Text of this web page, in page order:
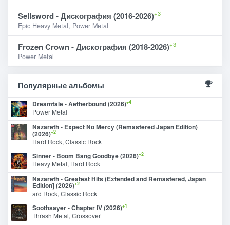
Sellsword - Дискография (2016-2026)+3
Epic Heavy Metal, Power Metal
Frozen Crown - Дискография (2018-2026)+3
Power Metal
Популярные альбомы
Dreamtale - Aetherbound (2026)+4
Power Metal
Nazareth - Expect No Mercy (Remastered Japan Edition)
(2026)+2
Hard Rock, Classic Rock
Sinner - Boom Bang Goodbye (2026)+2
Heavy Metal, Hard Rock
Nazareth - Greatest Hits (Extended and Remastered, Japan
Edition] (2026)+2
ard Rock, Classic Rock
Soothsayer - Chapter IV (2026)+1
Thrash Metal, Crossover